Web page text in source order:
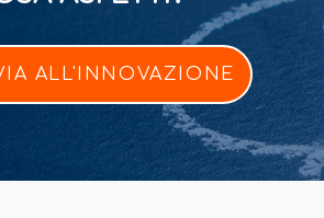
ALL'INNOVAZIONE